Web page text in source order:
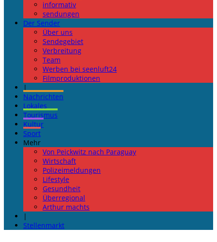
informativ
sendungen
Der Sender
Über uns
Sendegebiet
Verbreitung
Team
Werben bei seenluft24
Filmproduktionen
|
Nachrichten
Lokales
Tourismus
Kultur
Sport
Mehr
Von Peickwitz nach Paraguay
Wirtschaft
Polizeimeldungen
Lifestyle
Gesundheit
Überregional
Arthur machts
|
Stellenmarkt